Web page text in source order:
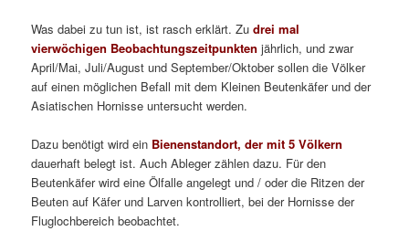
Was dabei zu tun ist, ist rasch erklärt. Zudrei mal
vierwöchigen Beobachtungszeitpunkten jährlich, und zwar
April/Mai, Juli/August und September/Oktober sollen die Völker
auf einen möglichen Befall mit dem Kleinen Beutenkäfer und der
Asiatischen Hornisse untersucht werden.
Dazu benötigt wird ein Bienenstandort, der mit 5 Völkern
dauerhaft belegt ist. Auch Ableger zählen dazu. Für den
Beutenkäfer wird eine Ölfalle angelegt und / oder die Ritzen der
Beuten auf Käfer und Larven kontrolliert, bei der Hornisse der
Fluglochbereich beobachtet.